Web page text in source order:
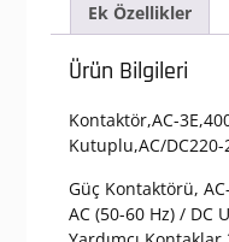
Ek Özellikler
Ürün Bilgileri
Kontaktör,AC-
Kutuplu,AC/DC220-
Güç Kontaktörü,
AC (50-60 Hz) / DC